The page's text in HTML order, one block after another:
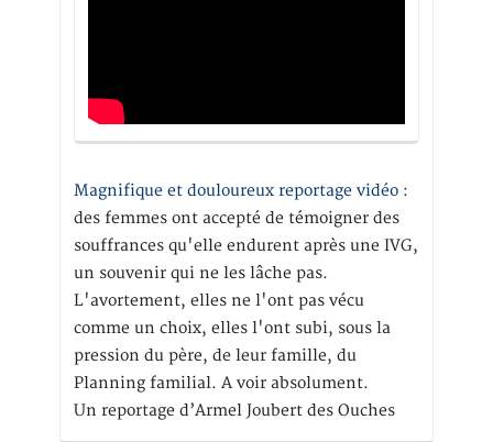
Magnifique et douloureux reportage vidéo :
des femmes ont accepté de témoigner des
souffrances qu'elle endurent après une IVG,
un souvenir qui ne les lâche pas.
L'avortement, elles ne l'ont pas vécu
comme un choix, elles l'ont subi, sous la
pression du père, de leur famille, du
Planning familial. A voir absolument.
Un reportage d’Armel Joubert des Ouches